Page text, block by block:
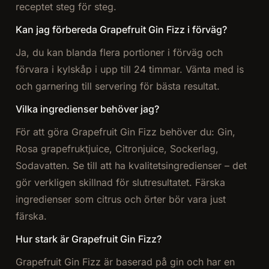
receptet steg för steg.
Kan jag förbereda Grapefruit Gin Fizz i förväg?
Ja, du kan blanda flera portioner i förväg och
förvara i kylskåp i upp till 24 timmar. Vänta med is
och garnering till servering för bästa resultat.
Vilka ingredienser behöver jag?
För att göra Grapefruit Gin Fizz behöver du: Gin,
Rosa grapefruktjuice, Citronjuice, Sockerlag,
Sodavatten. Se till att ha kvalitetsingredienser – det
gör verkligen skillnad för slutresultatet. Färska
ingredienser som citrus och örter bör vara just
färska.
Hur stark är Grapefruit Gin Fizz?
Grapefruit Gin Fizz är baserad på gin och har en